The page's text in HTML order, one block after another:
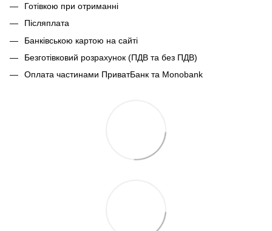
Готівкою при отриманні
Післяплата
Банківською картою на сайті
Безготівковий розрахунок (ПДВ та без ПДВ)
Оплата частинами ПриватБанк та Monobank